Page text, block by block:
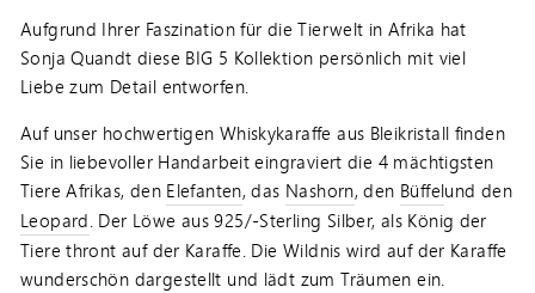
Aufgrund Ihrer Faszination für die Tierwelt in Afrika hat
Sonja Quandt diese BIG 5 Kollektion persönlich mit viel
Liebe zum Detail entworfen.
Auf unser hochwertigen Whiskykaraffe aus Bleikristall finden
Sie in liebevoller Handarbeit eingraviert die 4 mächtigsten
Tiere Afrikas, den Elefanten, das Nashorn, den Büffelund den
Leopard. Der Löwe aus 925/-Sterling Silber, als König der
Tiere thront auf der Karaffe. Die Wildnis wird auf der Karaffe
wunderschön dargestellt und lädt zum Träumen ein.